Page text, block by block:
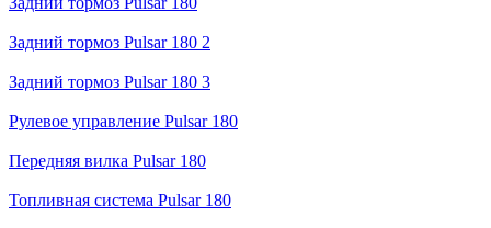
Задний тормоз Pulsar 180 2
Задний тормоз Pulsar 180 3
Рулевое управление Pulsar 180
Передняя вилка Pulsar 180
Топливная система Pulsar 180